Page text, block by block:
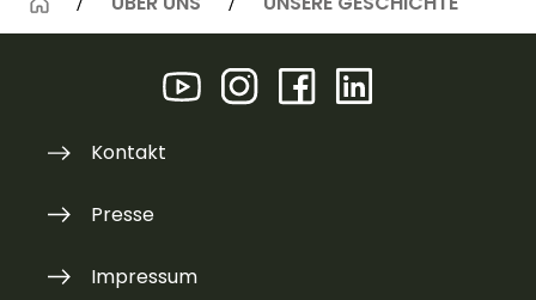
Kontakt
Presse
Impressum